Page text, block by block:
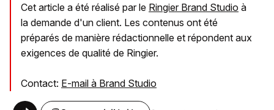
Cet article a été réalisé par le Ringier Brand Studio à
la demande d'un client. Les contenus ont été
préparés de manière rédactionnelle et répondent aux
exigences de qualité de Ringier.
Contact: E-mail à Brand Studio